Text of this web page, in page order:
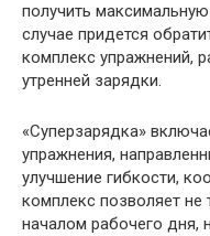
получить
случае придется
комплекс упражнений,
утренней зарядки.
«Суперзарядка»
упражнения,
улучшение гибкости,
комплекс позволяет не
началом рабочего дня,